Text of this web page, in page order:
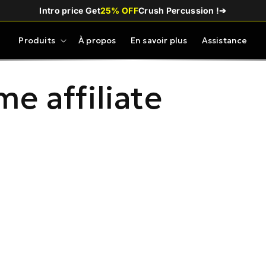
Intro price Get25% OFFCrush Percussion !➔
Produits À propos En savoir plus Assistance
affiliate